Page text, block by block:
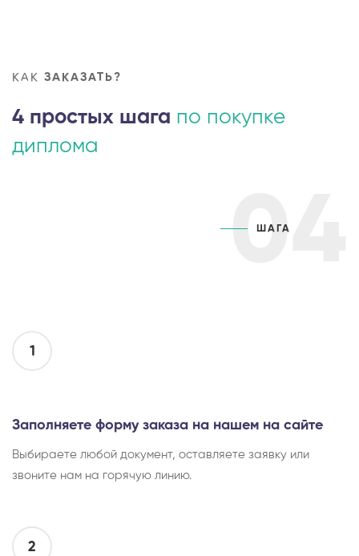
КАК ЗАКАЗАТЬ?
4 простых шага по покупке
диплома
04
ШАГА
1
Заполняете форму заказа на нашем на сайте
Выбираете любой документ, оставляете заявку или
звоните нам на горячую линию.
2